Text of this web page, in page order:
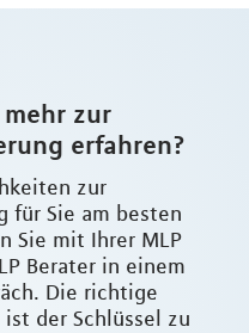
zur
erfahren?
zur
für Sie am besten
Sie mit Ihrer MLP
Berater in einem
Die richtige
der Schlüssel zu